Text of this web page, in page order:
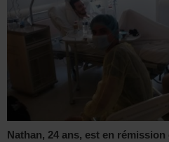
Nathan, 24 ans, est en